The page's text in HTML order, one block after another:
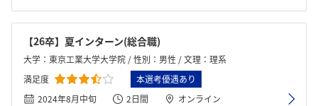
【26卒】夏インターン(総合職)
大学：東京工業大学大学院 / 性別：男性 / 文理：理系
満足度
本選考優遇あり
2024年8月中旬
2日間
オンライン